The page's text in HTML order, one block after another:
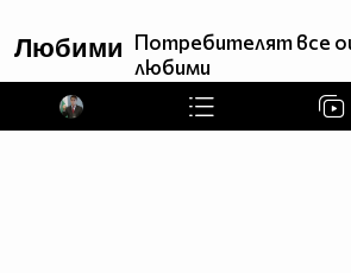
alt="">
Любими Потребителят все
любими